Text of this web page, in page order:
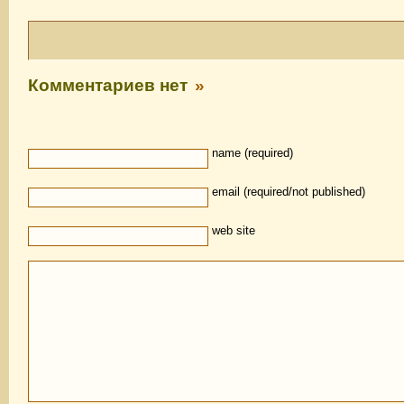
Комментариев нет »
name (required)
email (required/not published)
web site